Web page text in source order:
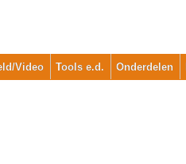
Video Tools e.d. Onderdelen